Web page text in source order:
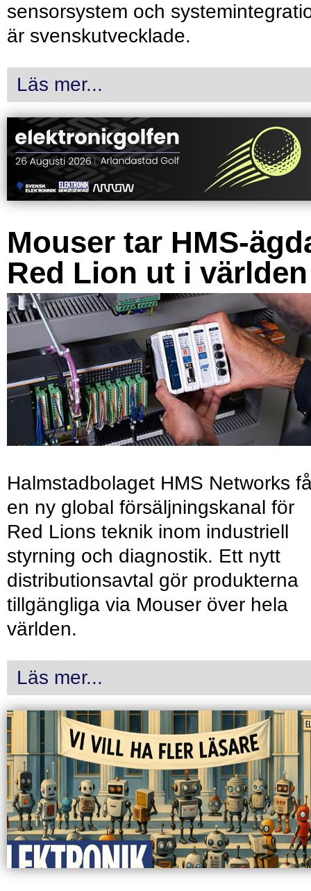
sensorsystem och
är svenskutvecklade.
Läs mer...
Mouser tar HMS-
Red Lion ut i världen
Halmstadbolaget HMS Networks
en ny global försäljningskanal för
Red Lions teknik inom industriell
styrning och diagnostik. Ett nytt
distributionsavtal gör produkterna
tillgängliga via Mouser över hela
världen.
Läs mer...